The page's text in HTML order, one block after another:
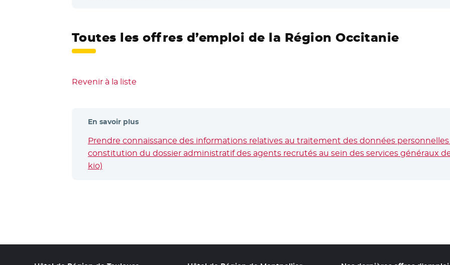
Toutes les offres d’emploi de la Région Occitanie
Revenir à la liste
En savoir plus
Prendre connaissance des informations relatives au traitement des données
constitution du dossier administratif des agents recrutés au sein des services généraux de
kio)